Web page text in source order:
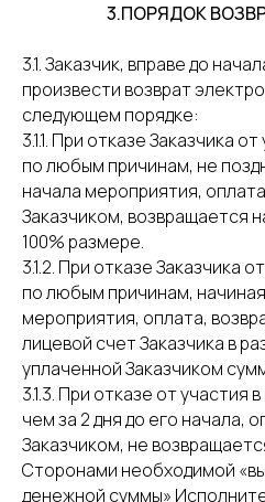
3.ПОРЯДОК
3.1. Заказчик, вправе до
произвести возврат
следующем порядке:
3.1.1. При отказе Заказчика
по любым причинам, не
начала мероприятия,
Заказчиком, возвращается
100% размере.
3.1.2. При отказе Заказчика
по любым причинам,
мероприятия, оплата,
лицевой счет Заказчика в
уплаченной Заказчиком
3.1.3. При отказе от
чем за 2 дня до его начала,
Заказчиком, не
Сторонами необходимой
денежной суммы»